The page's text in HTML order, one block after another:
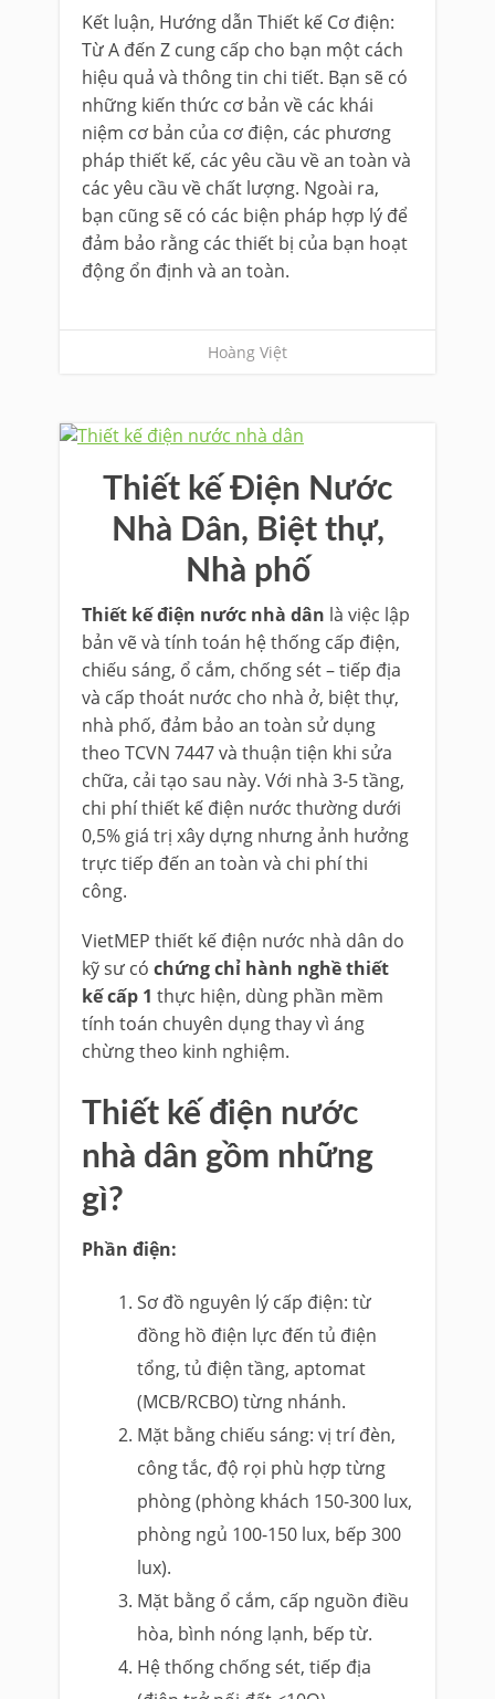
Kết luận, Hướng dẫn Thiết kế Cơ điện:
Từ A đến Z cung cấp cho bạn một cách
hiệu quả và thông tin chi tiết. Bạn sẽ có
những kiến thức cơ bản về các khái
niệm cơ bản của cơ điện, các phương
pháp thiết kế, các yêu cầu về an toàn và
các yêu cầu về chất lượng. Ngoài ra,
bạn cũng sẽ có các biện pháp hợp lý để
đảm bảo rằng các thiết bị của bạn hoạt
động ổn định và an toàn.
Hoàng Việt
Thiết kế Điện Nước
Nhà Dân, Biệt thự,
Nhà phố
Thiết kế điện nước nhà dân là việc lập
bản vẽ và tính toán hệ thống cấp điện,
chiếu sáng, ổ cắm, chống sét – tiếp địa
và cấp thoát nước cho nhà ở, biệt thự,
nhà phố, đảm bảo an toàn sử dụng
theo TCVN 7447 và thuận tiện khi sửa
chữa, cải tạo sau này. Với nhà 3-5 tầng,
chi phí thiết kế điện nước thường dưới
0,5% giá trị xây dựng nhưng ảnh hưởng
trực tiếp đến an toàn và chi phí thi
công.
VietMEP thiết kế điện nước nhà dân do
kỹ sư có chứng chỉ hành nghề thiết
kế cấp 1 thực hiện, dùng phần mềm
tính toán chuyên dụng thay vì áng
chừng theo kinh nghiệm.
Thiết kế điện nước
nhà dân gồm những
gì?
Phần điện:
Sơ đồ nguyên lý cấp điện: từ
đồng hồ điện lực đến tủ điện
tổng, tủ điện tầng, aptomat
(MCB/RCBO) từng nhánh.
Mặt bằng chiếu sáng: vị trí đèn,
công tắc, độ rọi phù hợp từng
phòng (phòng khách 150-300 lux,
phòng ngủ 100-150 lux, bếp 300
lux).
Mặt bằng ổ cắm, cấp nguồn điều
hòa, bình nóng lạnh, bếp từ.
Hệ thống chống sét, tiếp địa